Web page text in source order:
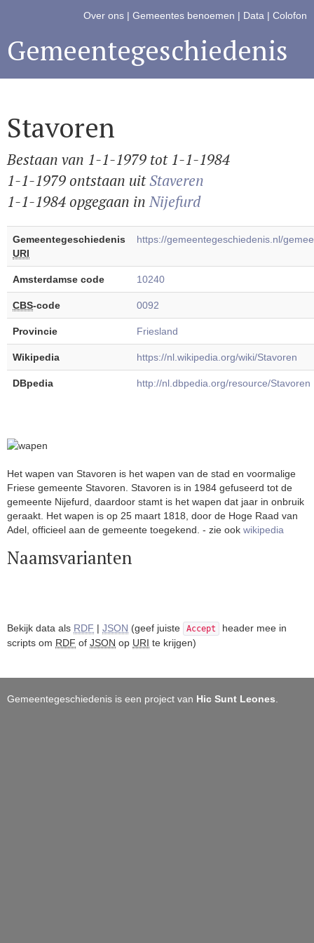
Over ons | Gemeentes benoemen | Data | Colofon
Gemeentegeschiedenis
Stavoren
Bestaan van 1-1-1979 tot 1-1-1984
1-1-1979 ontstaan uitStaveren
1-1-1984 opgegaan inNijefurd
Gemeentegeschiedenis
URI
https://gemeentegeschiedenis.nl/
Amsterdamse code 10240
CBS-code 0092
Provincie Friesland
Wikipedia https://nl.wikipedia.org/wiki/Stavoren
DBpedia http://nl.dbpedia.org/resource/Stavoren
Het wapen van Stavoren is het wapen van de stad en voormalige
Friese gemeente Stavoren. Stavoren is in 1984 gefuseerd tot de
gemeente Nijefurd, daardoor stamt is het wapen dat jaar in onbruik
geraakt. Het wapen is op 25 maart 1818, door de Hoge Raad van
Adel, officieel aan de gemeente toegekend. - zie ook wikipedia
Naamsvarianten
Bekijk data als RDF | JSON (geef juiste Accept
header mee in
scripts om RDF of JSON op URI te krijgen)
Gemeentegeschiedenis is een project van Hic Sunt Leones.